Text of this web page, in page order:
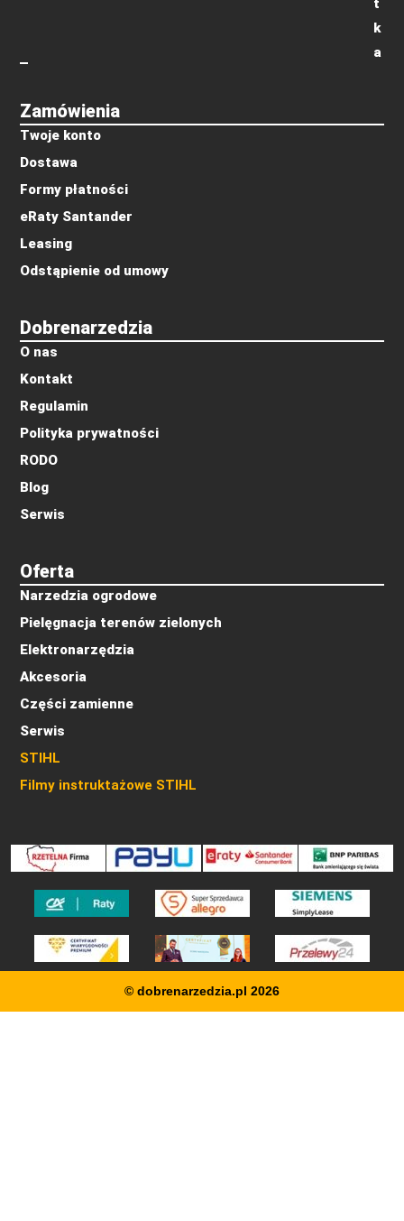
Oferta
Narzedzia ogrodowe
Pielęgnacja terenów zielonych
Elektronarzędzia
Akcesoria
Części zamienne
Serwis
STIHL
Filmy instruktażowe STIHL
Dobrenarzedzia
O nas
Kontakt
Regulamin
Polityka prywatności
RODO
Blog
Serwis
Zamówienia
Twoje konto
Dostawa
Formy płatności
eRaty Santander
Leasing
Odstąpienie od umowy
k
a
© dobrenarzedzia.pl 2026